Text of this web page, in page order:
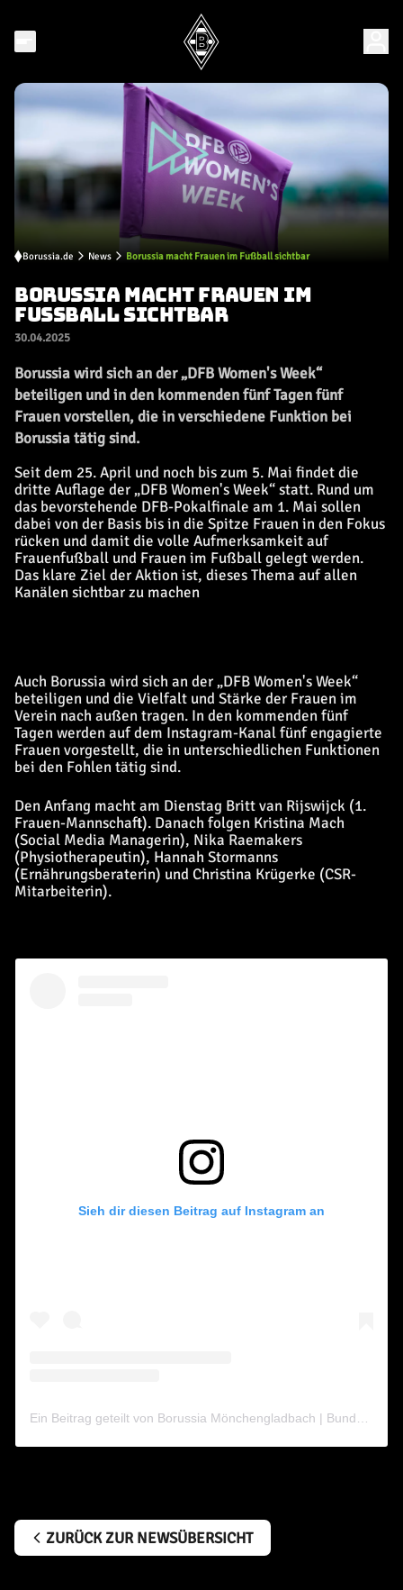
Borussia.de News Borussia macht Frauen im Fußball sichtbar
BORUSSIA MACHT FRAUEN IM
FUSSBALL SICHTBAR
30.04.2025
Borussia wird sich an der „DFB Women's Week“
beteiligen und in den kommenden fünf Tagen fünf
Frauen vorstellen, die in verschiedene Funktion bei
Borussia tätig sind.
Seit dem 25. April und noch bis zum 5. Mai findet die
dritte Auflage der „DFB Women's Week“ statt. Rund um
das bevorstehende DFB-Pokalfinale am 1. Mai sollen
dabei von der Basis bis in die Spitze Frauen in den Fokus
rücken und damit die volle Aufmerksamkeit auf
Frauenfußball und Frauen im Fußball gelegt werden.
Das klare Ziel der Aktion ist, dieses Thema auf allen
Kanälen sichtbar zu machen
Auch Borussia wird sich an der „DFB Women's Week“
beteiligen und die Vielfalt und Stärke der Frauen im
Verein nach außen tragen. In den kommenden fünf
Tagen werden auf dem Instagram-Kanal fünf engagierte
Frauen vorgestellt, die in unterschiedlichen Funktionen
bei den Fohlen tätig sind.
Den Anfang macht am Dienstag Britt van Rijswijck (1.
Frauen-Mannschaft). Danach folgen Kristina Mach
(Social Media Managerin), Nika Raemakers
(Physiotherapeutin), Hannah Stormanns
(Ernährungsberaterin) und Christina Krügerke (CSR-
Mitarbeiterin).
Sieh dir diesen Beitrag auf Instagram an
ZURÜCK ZUR NEWSÜBERSICHT